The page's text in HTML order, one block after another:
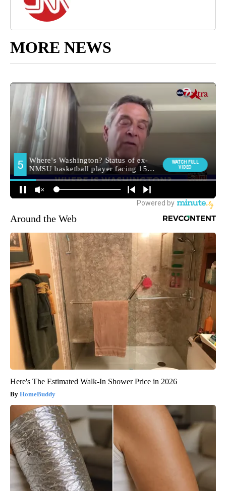
MORE NEWS
Around the Web
Here's The Estimated Walk-In Shower Price in 2026
HomeBuddy